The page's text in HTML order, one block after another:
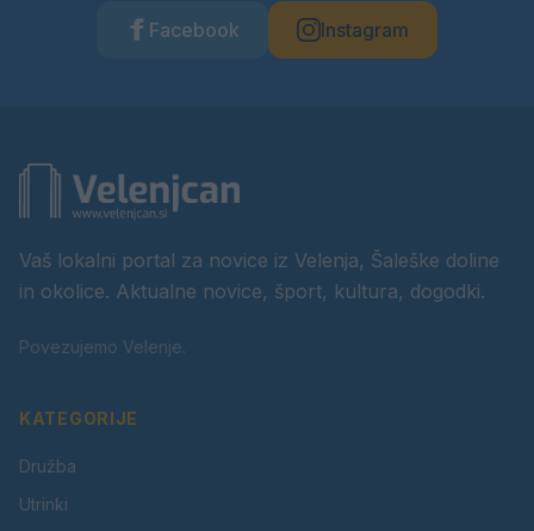
Facebook Instagram
Vaš lokalni portal za novice iz Velenja, Šaleške doline
in okolice. Aktualne novice, šport, kultura, dogodki.
Povezujemo Velenje.
KATEGORIJE
Družba
Utrinki